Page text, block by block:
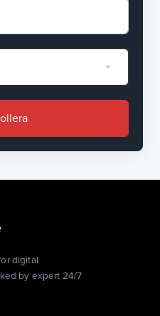
digital
by expert 24/7